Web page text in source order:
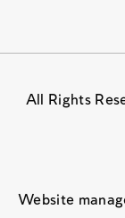
© 2020 All
Website